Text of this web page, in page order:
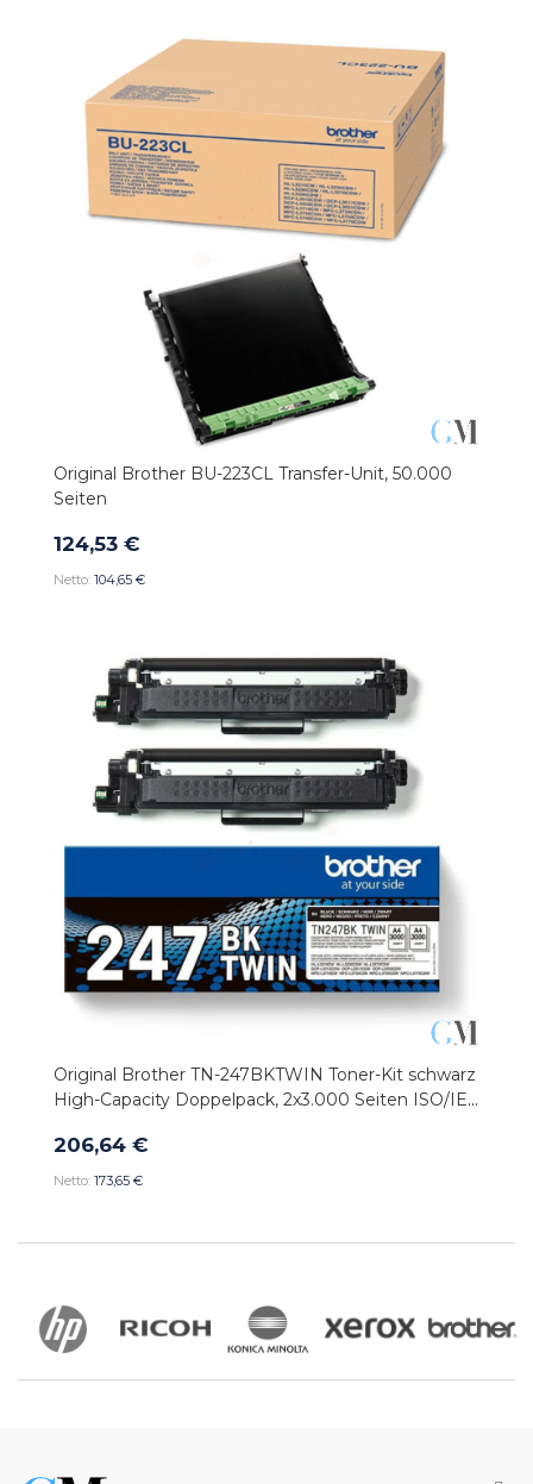
Original Brother BU-223CL Transfer-Unit, 50.000
Seiten
124,53 €
104,65 €
Original Brother TN-247BKTWIN Toner-Kit schwarz
High-Capacity Doppelpack, 2x3.000 Seiten ISO/IEC
206,64 €
173,65 €